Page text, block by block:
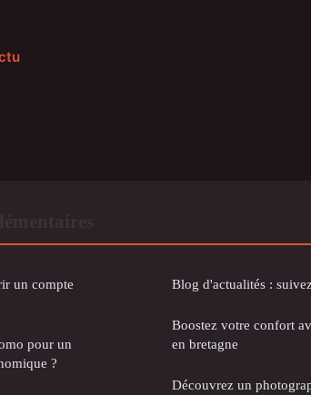
un compte
pour un
?
Blog d'actualités :
Boostez votre confort
en bretagne
Découvrez un